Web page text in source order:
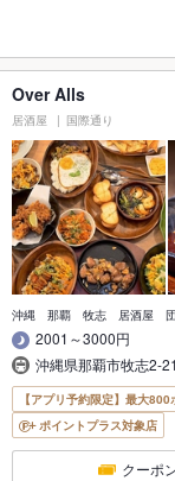
Over Alls
居酒屋 国際通り
沖縄 那覇 牧志 居酒屋
2001～3000円
沖縄県那覇市牧志2-
【アプリ予約限定】最大
ポイントプラス対象店
クーポ